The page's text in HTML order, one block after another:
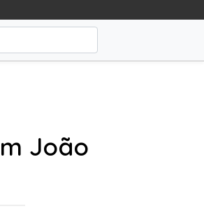
João